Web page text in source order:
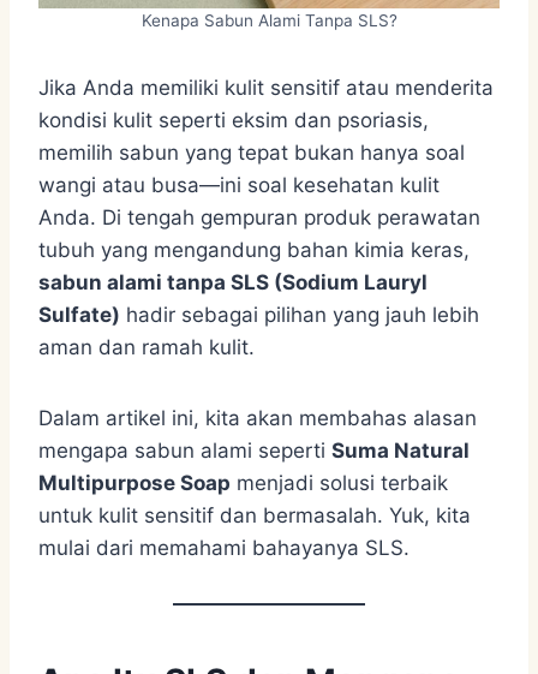
Kenapa Sabun Alami Tanpa SLS?
Jika Anda memiliki kulit sensitif atau menderita
kondisi kulit seperti eksim dan psoriasis,
memilih sabun yang tepat bukan hanya soal
wangi atau busa—ini soal kesehatan kulit
Anda. Di tengah gempuran produk perawatan
tubuh yang mengandung bahan kimia keras,
sabun alami tanpa SLS (Sodium Lauryl
Sulfate) hadir sebagai pilihan yang jauh lebih
aman dan ramah kulit.
Dalam artikel ini, kita akan membahas alasan
mengapa sabun alami seperti Suma Natural
Multipurpose Soap menjadi solusi terbaik
untuk kulit sensitif dan bermasalah. Yuk, kita
mulai dari memahami bahayanya SLS.